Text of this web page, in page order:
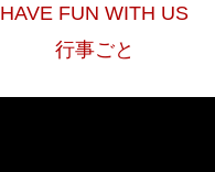
HAVE FUN WITH US
行事ごと